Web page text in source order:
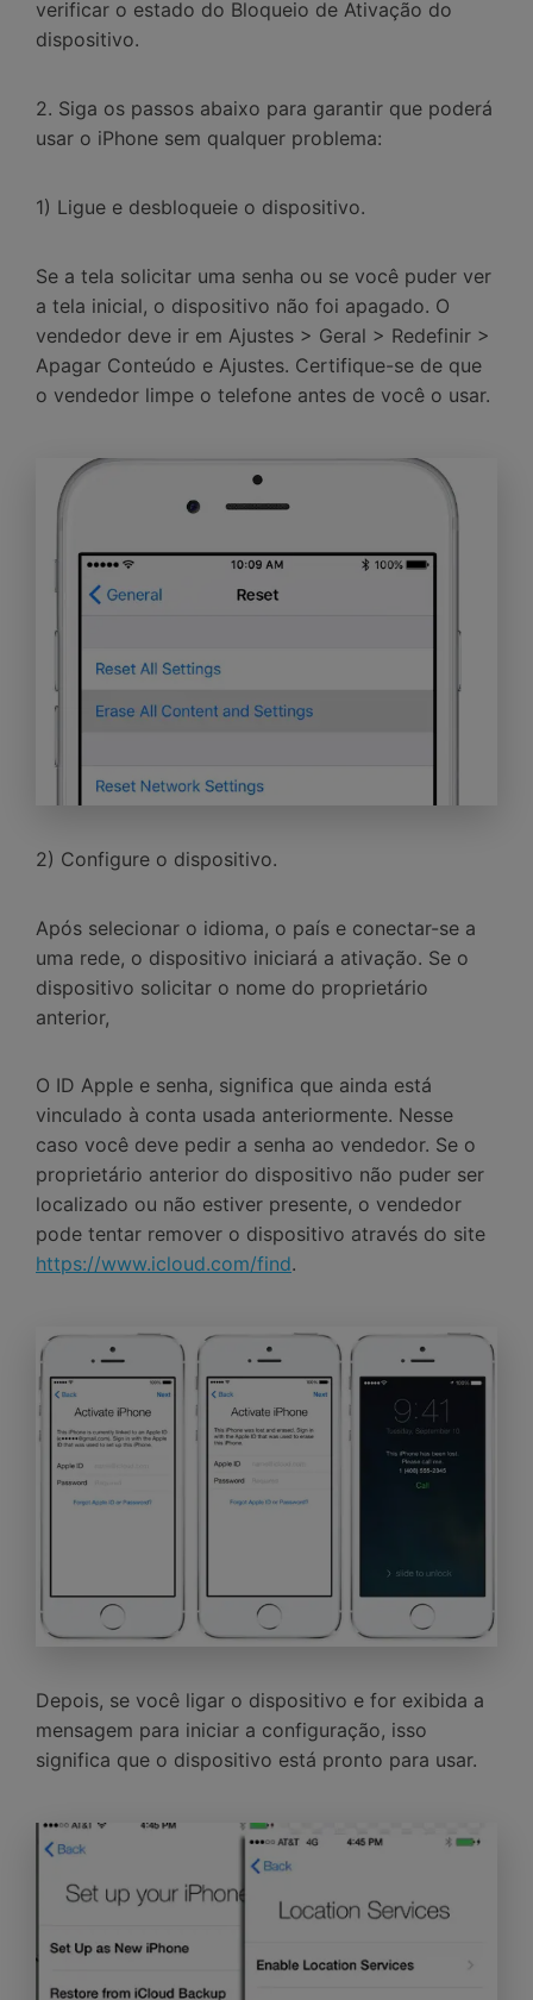
verificar o estado do Bloqueio de Ativação do
dispositivo.
2. Siga os passos abaixo para garantir que poderá
usar o iPhone sem qualquer problema:
1) Ligue e desbloqueie o dispositivo.
Se a tela solicitar uma senha ou se você puder ver
a tela inicial, o dispositivo não foi apagado. O
vendedor deve ir em Ajustes > Geral > Redefinir >
Apagar Conteúdo e Ajustes. Certifique-se de que
o vendedor limpe o telefone antes de você o usar.
2) Configure o dispositivo.
Após selecionar o idioma, o país e conectar-se a
uma rede, o dispositivo iniciará a ativação. Se o
dispositivo solicitar o nome do proprietário
anterior,
O ID Apple e senha, significa que ainda está
vinculado à conta usada anteriormente. Nesse
caso você deve pedir a senha ao vendedor. Se o
proprietário anterior do dispositivo não puder ser
localizado ou não estiver presente, o vendedor
pode tentar remover o dispositivo através do site
https://www.icloud.com/find.
Depois, se você ligar o dispositivo e for exibida a
mensagem para iniciar a configuração, isso
significa que o dispositivo está pronto para usar.